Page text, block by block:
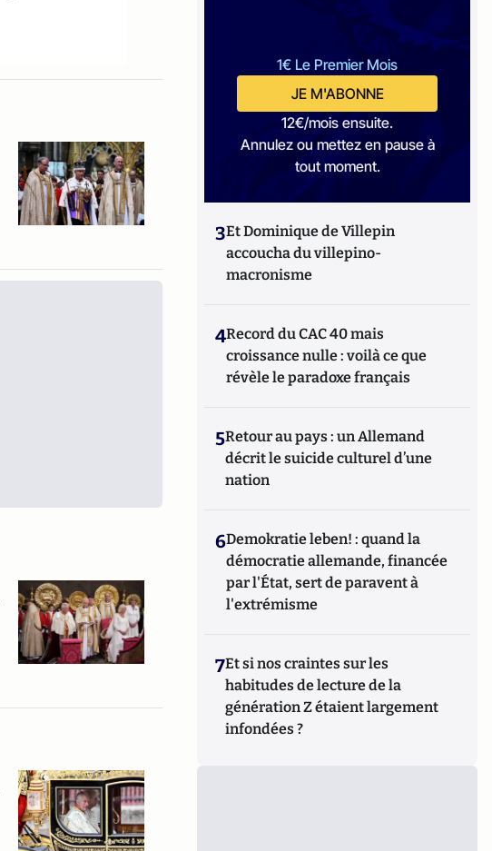
1€ Le Premier Mois
JE M'ABONNE
12€/mois ensuite.
Annulez ou mettez en pause à
tout moment.
3Et Dominique de Villepin
accoucha du villepino-
macronisme
4Record du CAC 40 mais
croissance nulle : voilà ce que
révèle le paradoxe français
5Retour au pays : un Allemand
décrit le suicide culturel d’une
nation
6Demokratie leben! : quand la
démocratie allemande, financée
par l'État, sert de paravent à
l'extrémisme
7Et si nos craintes sur les
habitudes de lecture de la
génération Z étaient largement
infondées ?